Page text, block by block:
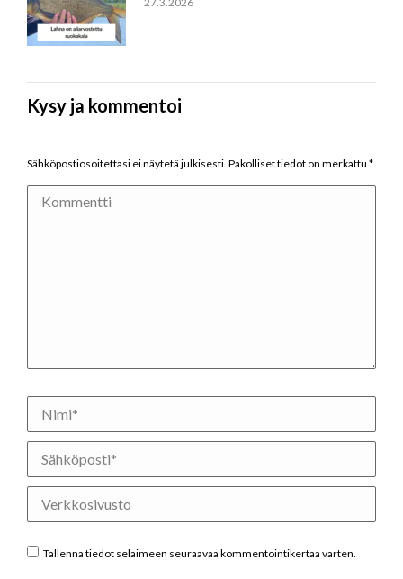
Kysy ja kommentoi
Sähköpostiosoitettasi ei näytetä julkisesti. Pakolliset tiedot on merkattu *
Kommentti
Nimi *
Sähköposti *
Verkkosivusto
Tallenna tiedot selaimeen seuraavaa kommentointikertaa varten.